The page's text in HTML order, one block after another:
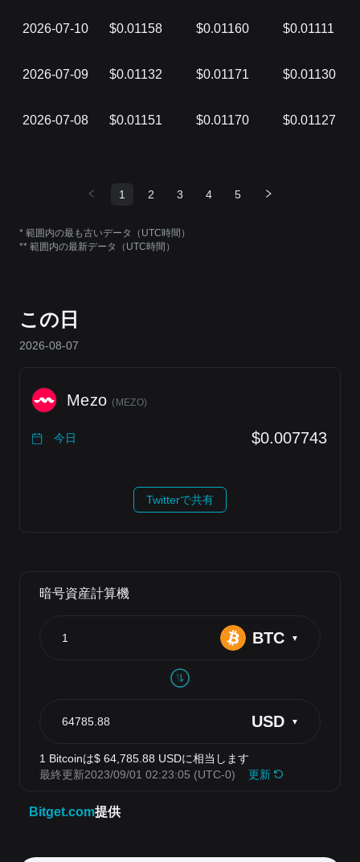
2026-07-10 $0.01158 $0.01160 $0.01111
2026-07-09 $0.01132 $0.01171 $0.01130
2026-07-08 $0.01151 $0.01170 $0.01127
1 2 3 4 5
* 範囲内の最も古いデータ（UTC時間）
** 範囲内の最新データ（UTC時間）
この日
2026-08-07
Mezo (MEZO)
今日 $0.007743
Twitterで共有